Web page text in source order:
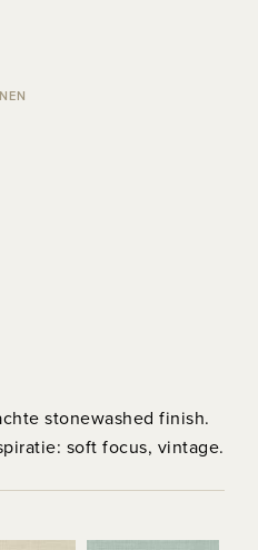
stonewashed finish.
soft focus, vintage.